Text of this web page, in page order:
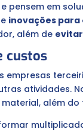
pensem em
e inovações para
além de
custos
empresas
atividades.
além